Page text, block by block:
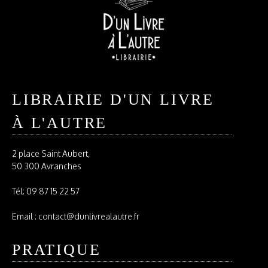
LIBRAIRIE D'UN LIVRE
À L'AUTRE
2 place Saint Aubert,
50 300 Avranches
Tél: 09 87 15 22 57
Email : contact@dunlivrealautre.fr
PRATIQUE